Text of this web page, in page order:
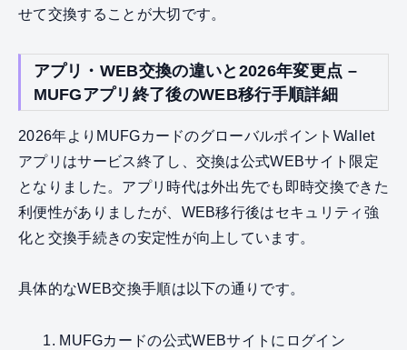
せて交換することが大切です。
アプリ・WEB交換の違いと2026年変更点 –
MUFGアプリ終了後のWEB移行手順詳細
2026年よりMUFGカードのグローバルポイントWallet
アプリはサービス終了し、交換は公式WEBサイト限定
となりました。アプリ時代は外出先でも即時交換できた
利便性がありましたが、WEB移行後はセキュリティ強
化と交換手続きの安定性が向上しています。
具体的なWEB交換手順は以下の通りです。
MUFGカードの公式WEBサイトにログイン